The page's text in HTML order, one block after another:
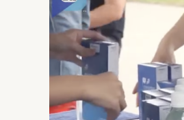
八
屆
全
國
EMBA
慢
速